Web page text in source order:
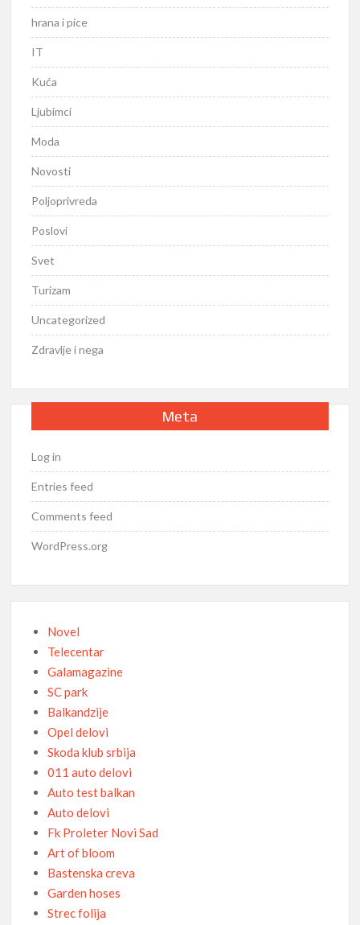
hrana i pice
IT
Kuća
Ljubimci
Moda
Novosti
Poljoprivreda
Poslovi
Svet
Turizam
Uncategorized
Zdravlje i nega
Meta
Log in
Entries feed
Comments feed
WordPress.org
Novel
Telecentar
Galamagazine
SC park
Balkandzije
Opel delovi
Skoda klub srbija
011 auto delovi
Auto test balkan
Auto delovi
Fk Proleter Novi Sad
Art of bloom
Bastenska creva
Garden hoses
Strec folija